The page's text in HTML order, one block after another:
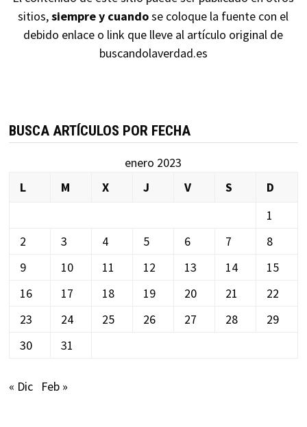
sitios,siempre y cuandose coloque la fuente con el
debido enlace o link que lleve al artículo original de
buscandolaverdad.es
BUSCA ARTÍCULOS POR FECHA
enero 2023
L
M X J V S
D
1
2
3 4 5 6 7
8
9
10 11 12 13 14
15
16
17 18 19 20 21
22
23
24 25 26 27 28
29
30
31
« Dic Feb »